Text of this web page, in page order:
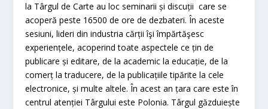
la Târgul de Carte au loc seminarii și discuții care se
acoperă peste 16500 de ore de dezbateri. În aceste
sesiuni, lideri din industria cărții îşi împărtăşesc
experiențele, acoperind toate aspectele ce țin de
publicare și editare, de la academic la educație, de la
comerț la traducere, de la publicațiile tipărite la cele
electronice, și multe altele. În acest an țara care este în
centrul atenției Târgului este Polonia. Târgul găzduiește